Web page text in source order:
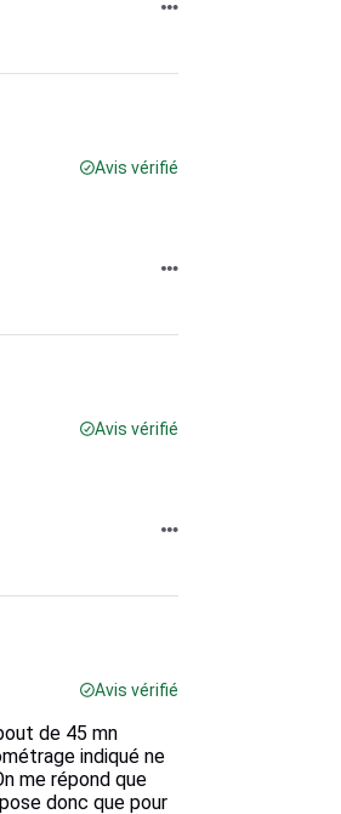
Avis vérifié
Avis vérifié
Avis vérifié
de 45 mn
indiqué ne
me répond que
donc que pour